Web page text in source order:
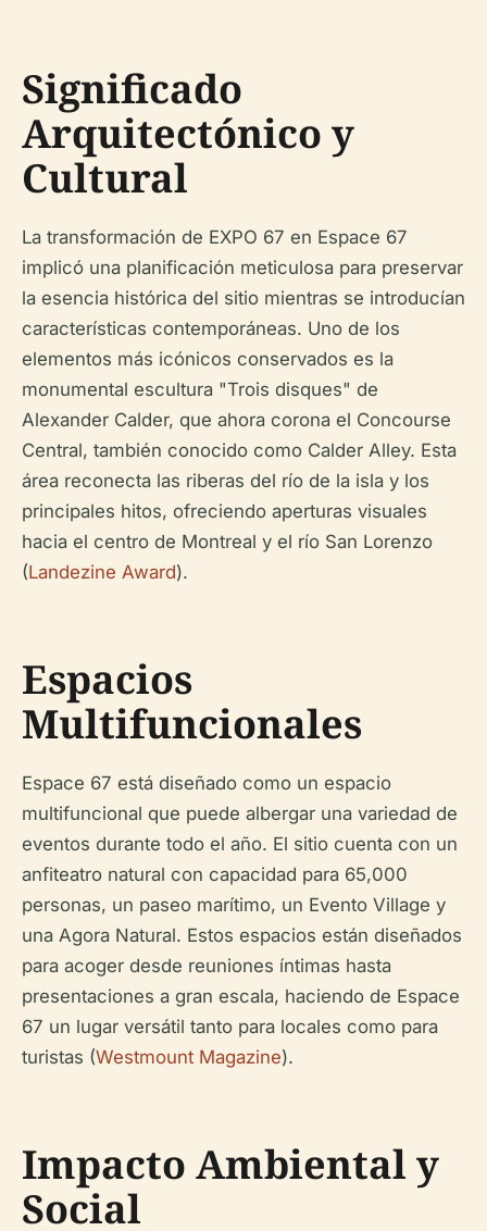
Significado
Arquitectónico y
Cultural
La transformación de EXPO 67 en Espace 67
implicó una planificación meticulosa para preservar
la esencia histórica del sitio mientras se introducían
características contemporáneas. Uno de los
elementos más icónicos conservados es la
monumental escultura "Trois disques" de
Alexander Calder, que ahora corona el Concourse
Central, también conocido como Calder Alley. Esta
área reconecta las riberas del río de la isla y los
principales hitos, ofreciendo aperturas visuales
hacia el centro de Montreal y el río San Lorenzo
(Landezine Award).
Espacios
Multifuncionales
Espace 67 está diseñado como un espacio
multifuncional que puede albergar una variedad de
eventos durante todo el año. El sitio cuenta con un
anfiteatro natural con capacidad para 65,000
personas, un paseo marítimo, un Evento Village y
una Agora Natural. Estos espacios están diseñados
para acoger desde reuniones íntimas hasta
presentaciones a gran escala, haciendo de Espace
67 un lugar versátil tanto para locales como para
turistas (Westmount Magazine).
Impacto Ambiental y
Social